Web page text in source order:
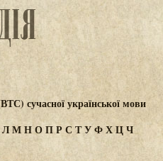
сучасної української мови
ЛМНОПР СТУФХЦЧ